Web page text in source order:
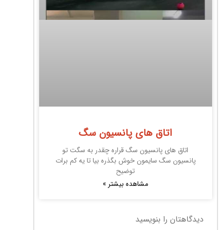
اتاق های پانسیون سگ
اتاق های پانسیون سگ قراره چقدر به سگت تو
پانسیون سگ سایمون خوش بگذره بیا تا یه کم برات
توضیح
مشاهده بیشتر »
دیدگاهتان را بنویسید